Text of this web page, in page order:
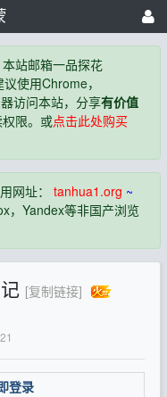
站邮箱一品探花
使用Chrome，
访问本站，分享有价值
限。或点击此处购买
网址： tanhua1.org ~
，Yandex等非国产浏览
[复制链接]
登录